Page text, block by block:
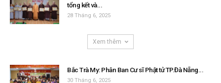
tổng kết và...
28 Tháng 6, 2025
Xem thêm
Bắc Trà My: Phân Ban Cư sĩ Phật tử TP.Đà Nẵng...
30 Tháng 6, 2025